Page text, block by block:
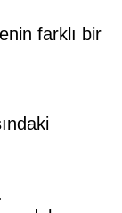
farklı bir